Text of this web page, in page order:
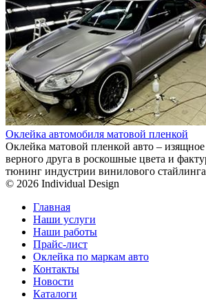
Оклейка автомобиля матовой пленкой
Оклейка матовой пленкой авто –
верного друга в роскошные цвета и
тюнинг индустрии винилового
© 2026 Individual Design
Главная
Наши услуги
Наши работы
Прайс-лист
Оклейка по маркам авто
Контакты
Новости
Каталоги